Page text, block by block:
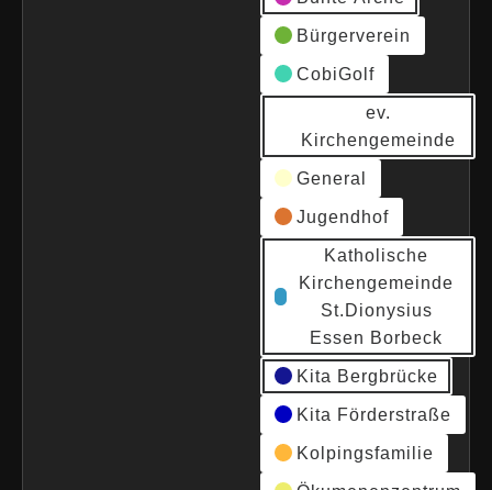
Bürgerverein
CobiGolf
ev.
Kirchengemeinde
General
Jugendhof
Katholische
Kirchengemeinde
St.Dionysius
Essen Borbeck
Kita Bergbrücke
Kita Förderstraße
Kolpingsfamilie